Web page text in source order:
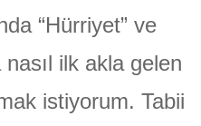
“Hürriyet” ve
nasıl ilk akla gelen
istiyorum. Tabii